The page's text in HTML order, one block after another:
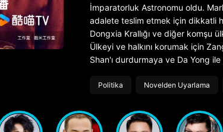
İmparatorluk Astronomu oldu.
adalete teslim etmek için dikkatli
Dongxia Krallığı ve diğer komşu
Ülkeyi ve halkını korumak için
Shan'ı durdurmaya ve Da Yong
Politika Novelden Uyarlama